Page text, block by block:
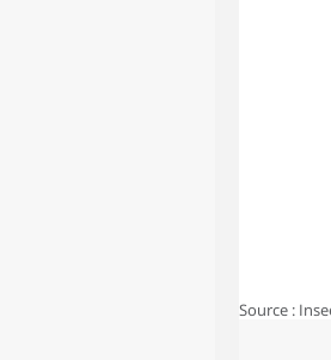
Source :